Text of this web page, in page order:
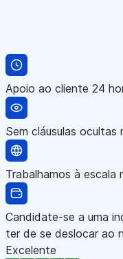
Apoio ao cliente 24
Sem cláusulas
Trabalhamos à escala
Candidate-se a uma
ter de se deslocar ao
Excelente